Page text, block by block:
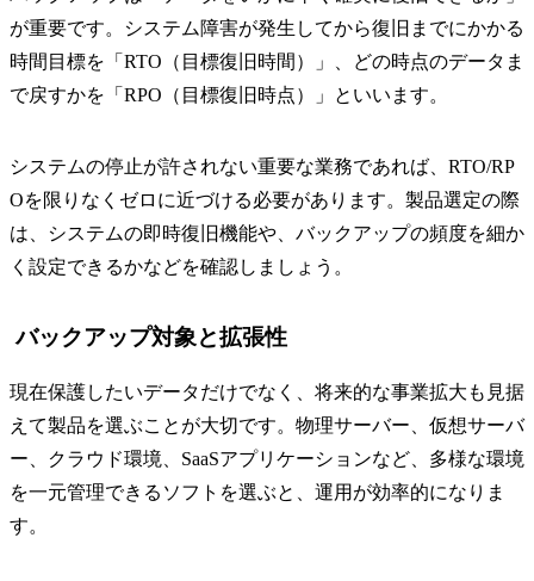
が重要です。システム障害が発生してから復旧までにかかる
時間目標を「RTO（目標復旧時間）」、どの時点のデータま
で戻すかを「RPO（目標復旧時点）」といいます。
システムの停止が許されない重要な業務であれば、RTO/RP
Oを限りなくゼロに近づける必要があります。製品選定の際
は、システムの即時復旧機能や、バックアップの頻度を細か
く設定できるかなどを確認しましょう。
バックアップ対象と拡張性
現在保護したいデータだけでなく、将来的な事業拡大も見据
えて製品を選ぶことが大切です。物理サーバー、仮想サーバ
ー、クラウド環境、SaaSアプリケーションなど、多様な環境
を一元管理できるソフトを選ぶと、運用が効率的になりま
す。